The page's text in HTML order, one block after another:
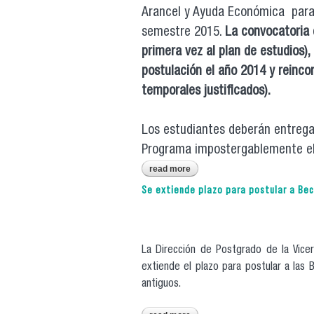
Arancel y Ayuda Económica
semestre 2015. La convocatoria
primera vez al plan de
postulación el año 2014 y
temporales justificados).
Los estudiantes deberán
Programa impostergablemente
read more about extienden plazo de
Se extiende plazo para postular a
La Dirección de Postgrado de la
extiende el plazo para postular a las
antiguos.